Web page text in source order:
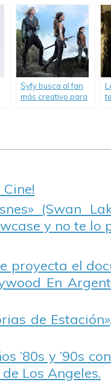
Awards 2017.
Syfy busca al fan
más creativo para
(Swan
y no te lo
proyecta el
En
de
’80s y ’90s
Los Angeles.